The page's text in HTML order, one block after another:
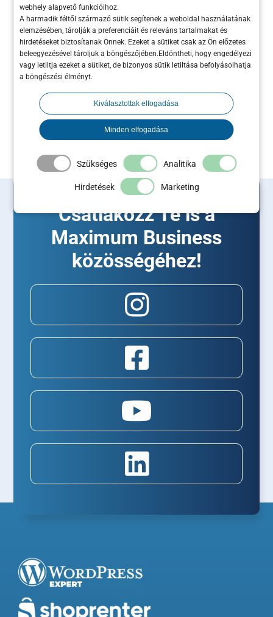
webhely alapvető funkcióihoz.
A harmadik féltől származó sütik segítenek a weboldal használatának
elemzésében, tárolják a preferenciáit és releváns tartalmakat és
hirdetéseket biztosítanak Önnek. Ezeket a sütiket csak az Ön előzetes
beleegyezésével tároljuk a böngészőjében.Eldöntheti, hogy engedélyezi
vagy letiltja ezeket a sütiket, de bizonyos sütik letiltása befolyásolhatja
a böngészési élményt.
Kiválasztottak elfogadása
Minden elfogadása
Szükséges Analitika
Hirdetések Marketing
egyénileg értesítjük.
Egy fontos lépés a sikered
felé.
Csatlakozz Te is a
Maximum Business
közösségéhez!